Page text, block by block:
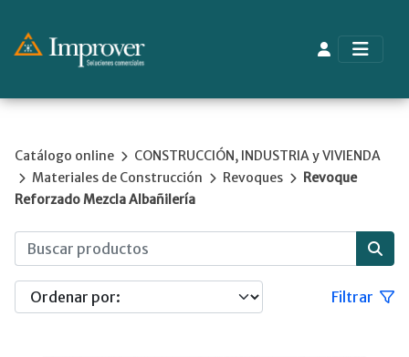
Catálogo online
CONSTRUCCIÓN, INDUSTRIA y VIVIENDA
Materiales de Construcción
Revoques
Revoque
Reforzado Mezcla Albañilería
Filtrar